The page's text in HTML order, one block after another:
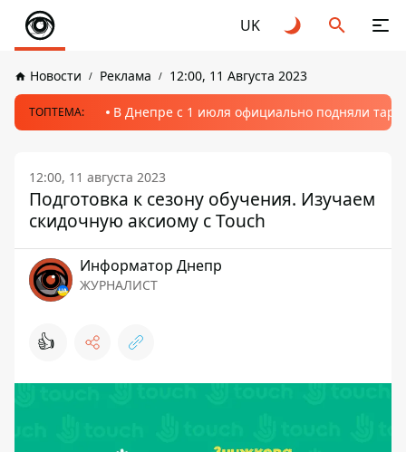
UK
Новости Реклама 12:00, 11 Августа 2023
ТОПТЕМА: В Днепре с 1 июля официально подняли
12:00, 11 августа 2023
Подготовка к сезону обучения. Изучаем
скидочную аксиому с Touch
Информатор Днепр
ЖУРНАЛИСТ
👍